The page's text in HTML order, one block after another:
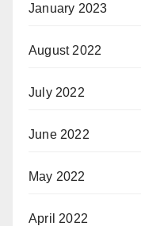
January 2023
August 2022
July 2022
June 2022
May 2022
April 2022